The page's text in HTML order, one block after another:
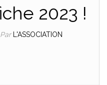
2023 !
Par L'ASSOCIATION